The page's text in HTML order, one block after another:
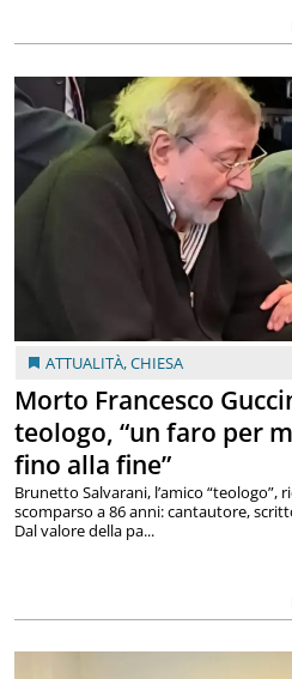
ATTUALITÀ,CHIESA
Morto Francesco
teologo, “un faro per
fino alla fine”
Brunetto Salvarani, l’amico “teologo”,
scomparso a 86 anni: cantautore,
Dal valore della pa...